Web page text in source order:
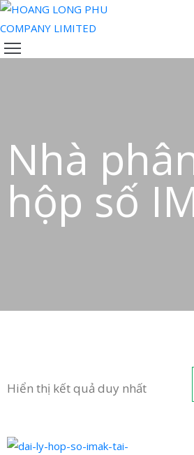
TRANG
SẢN
PHẨM
ĐỘI
Nhà
hộp số
Hiển thị kết quả duy nhất